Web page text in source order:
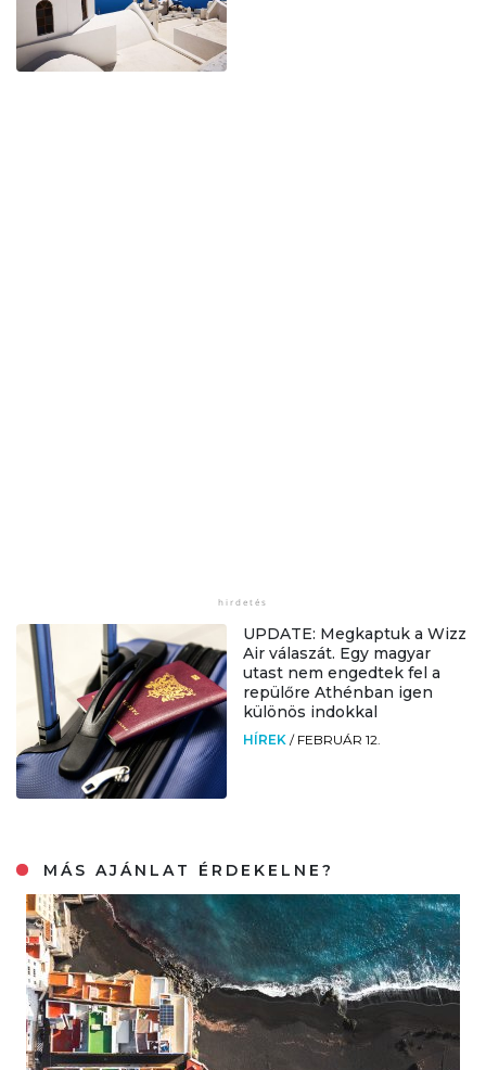
UPDATE: Megkaptuk a Wizz
Air válaszát. Egy magyar
utast nem engedtek fel a
repülőre Athénban igen
különös indokkal
HÍREK / FEBRUÁR 12.
MÁS AJÁNLAT ÉRDEKELNE?